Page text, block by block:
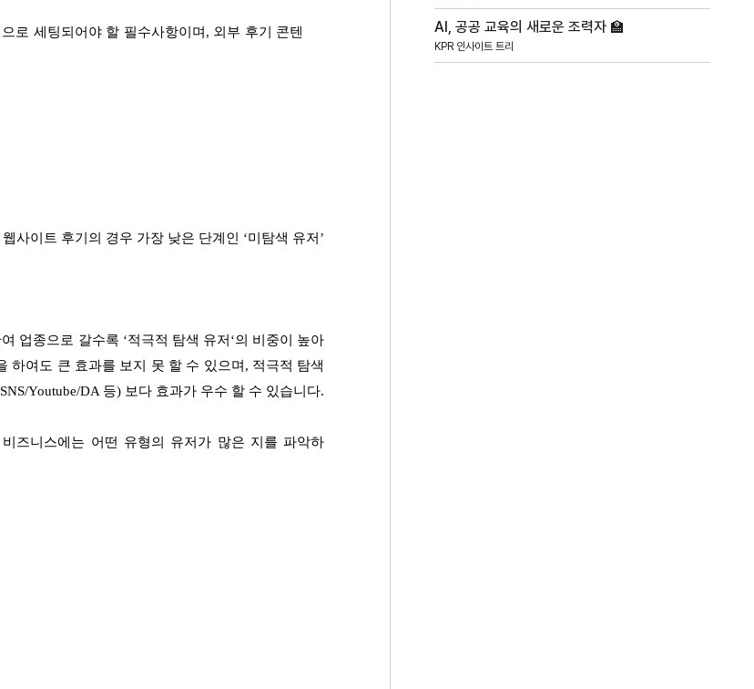
로 세팅되어야 할 필수사항이며, 외부 후기 콘텐
웹사이트 후기의 경우 가장 낮은 단계인 ‘미탐색 유저’
업종으로 갈수록 ‘적극적 탐색 유저‘의 비중이 높아
하여도 큰 효과를 보지 못 할 수 있으며, 적극적 탐색
Youtube/DA 등) 보다 효과가 우수 할 수 있습니다.
비즈니스에는 어떤 유형의 유저가 많은 지를 파악하
AI, 공공 교육의 새로운 조력자 🏫
KPR 인사이트 트리